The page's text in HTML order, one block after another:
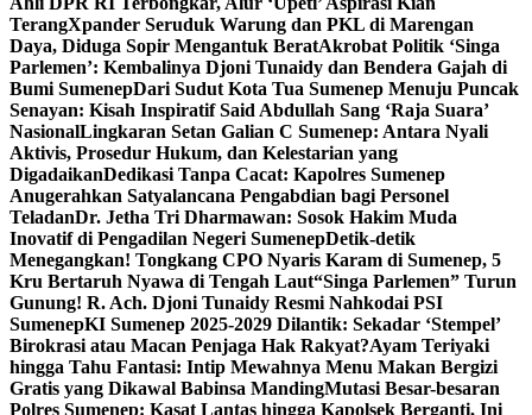
TerangXpander Seruduk Warung dan PKL di Marengan
Daya, Diduga Sopir Mengantuk BeratAkrobat Politik ‘Singa
Parlemen’: Kembalinya Djoni Tunaidy dan Bendera Gajah di
Bumi SumenepDari Sudut Kota Tua Sumenep Menuju Puncak
Senayan: Kisah Inspiratif Said Abdullah Sang ‘Raja Suara’
NasionalLingkaran Setan Galian C Sumenep: Antara Nyali
Aktivis, Prosedur Hukum, dan Kelestarian yang
DigadaikanDedikasi Tanpa Cacat: Kapolres Sumenep
Anugerahkan Satyalancana Pengabdian bagi Personel
TeladanDr. Jetha Tri Dharmawan: Sosok Hakim Muda
Inovatif di Pengadilan Negeri SumenepDetik-detik
Menegangkan! Tongkang CPO Nyaris Karam di Sumenep, 5
Kru Bertaruh Nyawa di Tengah Laut“Singa Parlemen” Turun
Gunung! R. Ach. Djoni Tunaidy Resmi Nahkodai PSI
SumenepKI Sumenep 2025-2029 Dilantik: Sekadar ‘Stempel’
Birokrasi atau Macan Penjaga Hak Rakyat?Ayam Teriyaki
hingga Tahu Fantasi: Intip Mewahnya Menu Makan Bergizi
Gratis yang Dikawal Babinsa MandingMutasi Besar-besaran
Polres Sumenep: Kasat Lantas hingga Kapolsek Berganti, Ini